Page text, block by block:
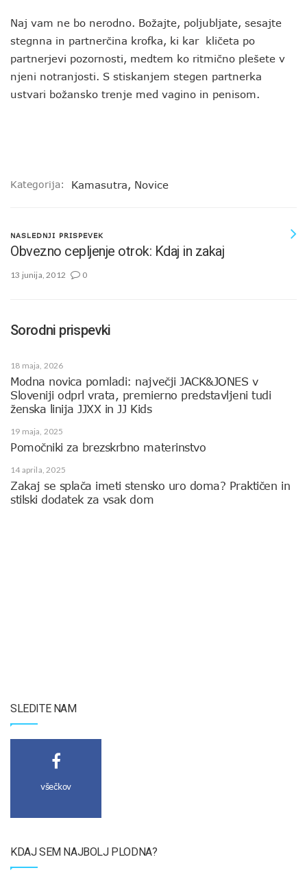
Naj vam ne bo nerodno. Božajte, poljubljate, sesajte
stegnna in partnerčina krofka, ki kar kličeta po
partnerjevi pozornosti, medtem ko ritmično plešete v
njeni notranjosti. S stiskanjem stegen partnerka
ustvari božansko trenje med vagino in penisom.
Kategorija: Kamasutra, Novice
NASLEDNJI PRISPEVEK
Obvezno cepljenje otrok: Kdaj in zakaj
13 junija, 2012 0
Sorodni prispevki
18 maja, 2026
Modna novica pomladi: največji JACK&JONES v
Sloveniji odprl vrata, premierno predstavljeni tudi
ženska linija JJXX in JJ Kids
19 maja, 2025
Pomočniki za brezskrbno materinstvo
14 aprila, 2025
Zakaj se splača imeti stensko uro doma? Praktičen in
stilski dodatek za vsak dom
SLEDITE NAM
všečkov
KDAJ SEM NAJBOLJ PLODNA?